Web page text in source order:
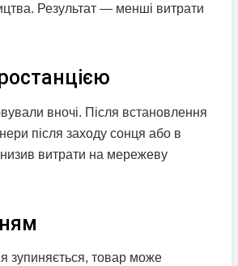
Результат — менші витрати
вночі. Після встановлення
після заходу сонця або в
витрати на мережеву
зупиняється, товар може